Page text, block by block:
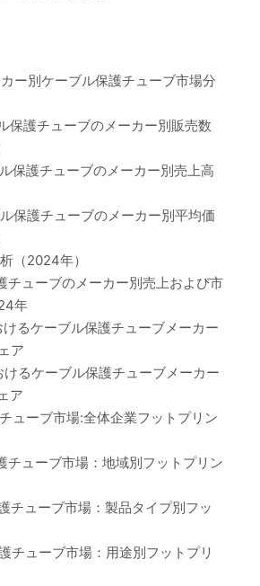
ー別ケーブル保護チューブ市場分
保護チューブのメーカー別販売数
保護チューブのメーカー別売上高
保護チューブのメーカー別平均価
（2024年）
チューブのメーカー別売上および市
年
るケーブル保護チューブメーカー
ア
るケーブル保護チューブメーカー
ア
ューブ市場:全体企業フットプリン
チューブ市場：地域別フットプリン
チューブ市場：製品タイプ別フッ
チューブ市場：用途別フットプリ